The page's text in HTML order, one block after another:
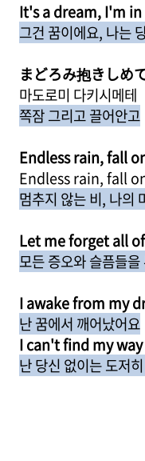
It's a dream, I'm
그건 꿈이에요, 나는
まどろみ抱きしめ
마도로미 다키시메테
쪽잠 그리고 끌어안고
Endless rain, fall
Endless rain, fall
멈추지 않는 비, 나의
Let me forget all
모든 증오와 슬픔들
I awake from my
난 꿈에서 깨어났어요
I can't find my
난 당신 없이는 도저